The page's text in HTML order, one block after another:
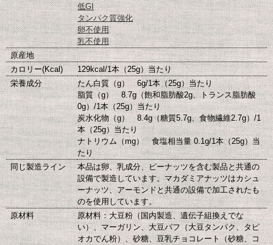
低GI
タンパク質強化
卵不使用
乳不使用
原産地
カロリー(Kcal)
129kcal/1本（25g）当たり
栄養成分
たん白質（g） 6g/1本（25g）当たり
脂質（g） 8.7g（飽和脂肪酸2g、トランス脂肪酸
0g）/1本（25g）当たり
炭水化物（g） 8.4g（糖質5.7g、食物繊維2.7g）/1
本（25g）当たり
ナトリウム（mg） 食塩相当量 0.1g/1本（25g）当
たり
同じ製造ライン
本品は卵、乳成分、ピーナッツを含む製品と共通の
設備で製造しています。マカダミアナッツはカシュ
ーナッツ、アーモンドと共通の設備で加工されたも
のを使用しています。
原材料
原材料：大豆粉（国内製造、遺伝子組換えでな
い）、マーガリン、大豆パフ（大豆タンパク、タピ
オカでん粉）、砂糖、豆乳チョコレート（砂糖、コ